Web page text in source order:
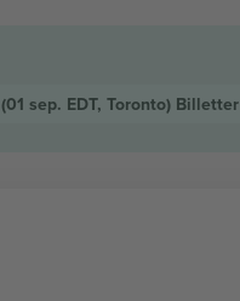
(01 sep. EDT, Toronto) Billetter